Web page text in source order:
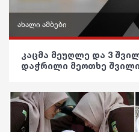
შოუბიზნესი
მედიცინა
კულინარია
ასტროლოგია
გართობა
სოც. მედია
სპორტი
მსოფლიო
ახალი ამბები
ვიდეო
პოლიტიკა
საზოგადოება
კაცმა მეუღლე და 3
დაჭრილი მეოთხე შვილი